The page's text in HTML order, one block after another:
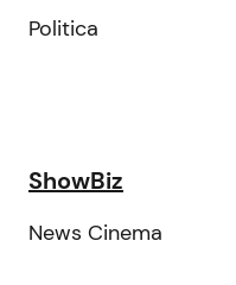
Politica
ShowBiz
News Cinema